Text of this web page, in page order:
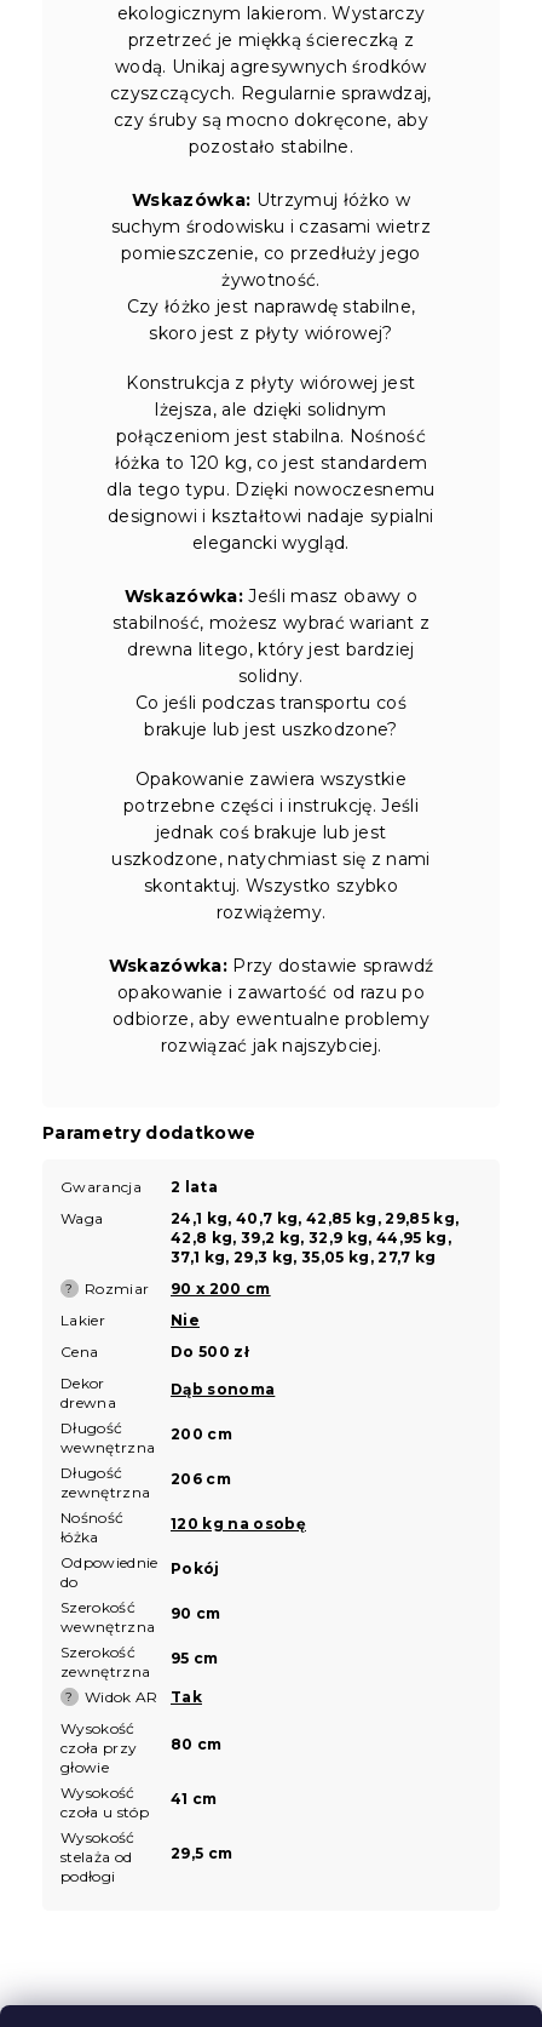
ekologicznym lakierom. Wystarczy
przetrzeć je miękką ściereczką z
wodą. Unikaj agresywnych środków
czyszczących. Regularnie sprawdzaj,
czy śruby są mocno dokręcone, aby
pozostało stabilne.
Wskazówka: Utrzymuj łóżko w
suchym środowisku i czasami wietrz
pomieszczenie, co przedłuży jego
żywotność.
Czy łóżko jest naprawdę stabilne,
skoro jest z płyty wiórowej?
Konstrukcja z płyty wiórowej jest
lżejsza, ale dzięki solidnym
połączeniom jest stabilna. Nośność
łóżka to 120 kg, co jest standardem
dla tego typu. Dzięki nowoczesnemu
designowi i kształtowi nadaje sypialni
elegancki wygląd.
Wskazówka: Jeśli masz obawy o
stabilność, możesz wybrać wariant z
drewna litego, który jest bardziej
solidny.
Co jeśli podczas transportu coś
brakuje lub jest uszkodzone?
Opakowanie zawiera wszystkie
potrzebne części i instrukcję. Jeśli
jednak coś brakuje lub jest
uszkodzone, natychmiast się z nami
skontaktuj. Wszystko szybko
rozwiążemy.
Wskazówka: Przy dostawie sprawdź
opakowanie i zawartość od razu po
odbiorze, aby ewentualne problemy
rozwiązać jak najszybciej.
Parametry dodatkowe
Gwarancja
2 lata
Waga
24,1 kg, 40,7 kg, 42,85 kg, 29,85 kg,
42,8 kg, 39,2 kg, 32,9 kg, 44,95 kg,
37,1 kg, 29,3 kg, 35,05 kg, 27,7 kg
? Rozmiar
90 x 200 cm
Lakier
Nie
Cena
Do 500 zł
Dekor
drewna
Dąb sonoma
Długość
wewnętrzna
200 cm
Długość
zewnętrzna
206 cm
Nośność
łóżka
120 kg na osobę
Odpowiednie
do
Pokój
Szerokość
wewnętrzna
90 cm
Szerokość
zewnętrzna
95 cm
? Widok AR
Tak
Wysokość
czoła przy
głowie
80 cm
Wysokość
czoła u stóp
41 cm
Wysokość
stelaża od
podłogi
29,5 cm
S